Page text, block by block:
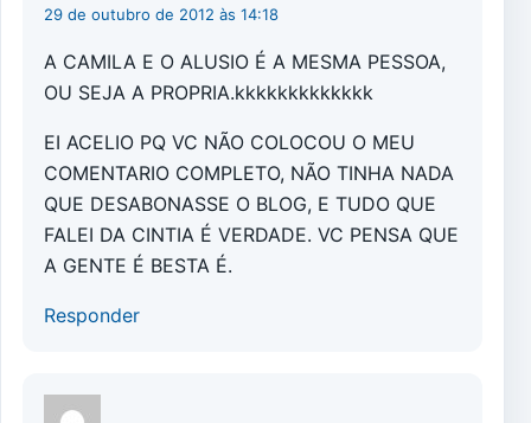
29 de outubro de 2012 às 14:18
A CAMILA E O ALUSIO É A MESMA PESSOA,
OU SEJA A PROPRIA.kkkkkkkkkkkkk
EI ACELIO PQ VC NÃO COLOCOU O MEU
COMENTARIO COMPLETO, NÃO TINHA NADA
QUE DESABONASSE O BLOG, E TUDO QUE
FALEI DA CINTIA É VERDADE. VC PENSA QUE
A GENTE É BESTA É.
Responder